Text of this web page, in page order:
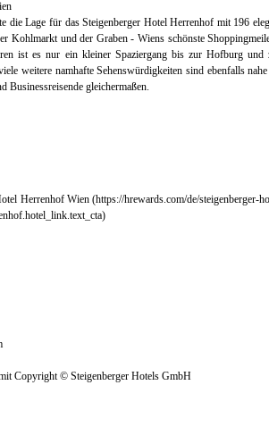
die Lage für das Steigenberger Hotel Herrenhof mit 196
Kohlmarkt und der Graben - Wiens schönste
ist es nur ein kleiner Spaziergang bis zur Hofburg und
weitere namhafte Sehenswürdigkeiten sind ebenfalls
Businessreisende gleichermaßen.
Herrenhof Wien (https://hrewards.com/de/steigenberger-
Copyright © Steigenberger Hotels GmbH